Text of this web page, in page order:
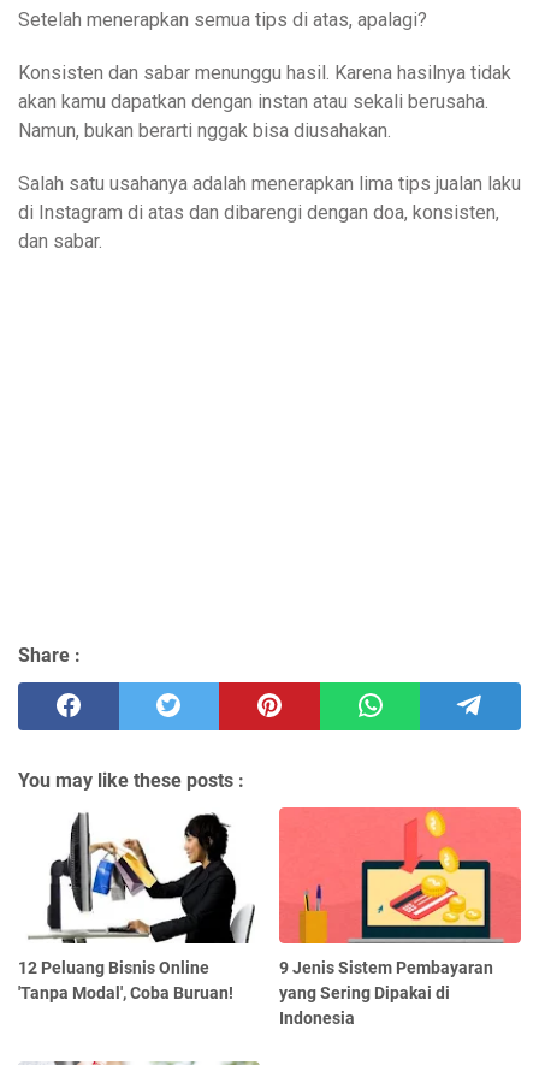
Setelah menerapkan semua tips di atas, apalagi?
Konsisten dan sabar menunggu hasil. Karena hasilnya tidak
akan kamu dapatkan dengan instan atau sekali berusaha.
Namun, bukan berarti nggak bisa diusahakan.
Salah satu usahanya adalah menerapkan lima tips jualan laku
di Instagram di atas dan dibarengi dengan doa, konsisten,
dan sabar.
Share :
You may like these posts :
12 Peluang Bisnis Online
'Tanpa Modal', Coba Buruan!
9 Jenis Sistem Pembayaran
yang Sering Dipakai di
Indonesia